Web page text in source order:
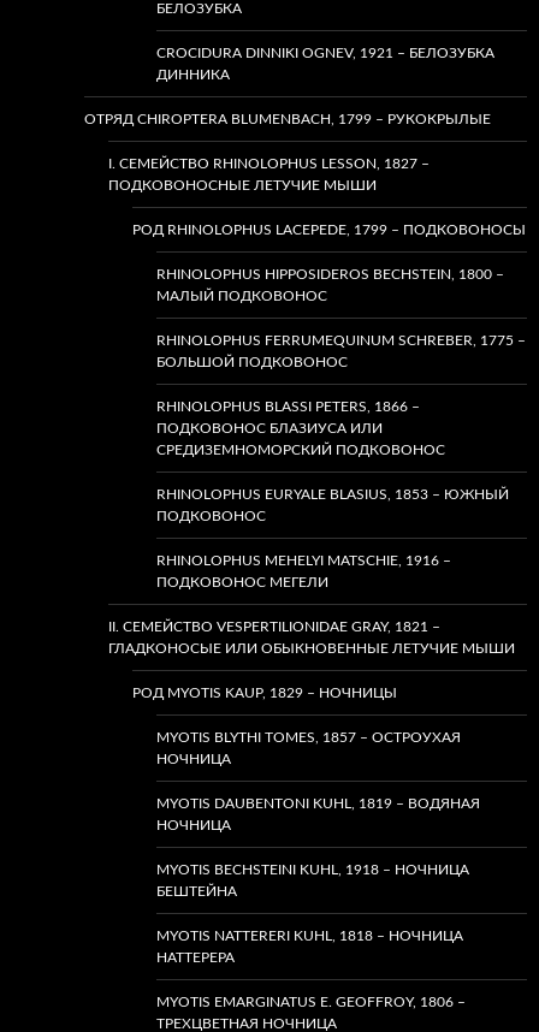
БЕЛОЗУБКА
CROCIDURA DINNIKI OGNEV, 1921 – БЕЛОЗУБКА
ДИННИКА
ОТРЯД CHIROPTERA BLUMENBACH, 1799 – РУКОКРЫЛЫЕ
I. СЕМЕЙСТВО RHINOLOPHUS LESSON, 1827 –
ПОДКОВОНОСНЫЕ ЛЕТУЧИЕ МЫШИ
РОД RHINOLOPHUS LACEPEDE, 1799 – ПОДКОВОНОСЫ
RHINOLOPHUS HIPPOSIDEROS BECHSTEIN, 1800 –
МАЛЫЙ ПОДКОВОНОС
RHINOLOPHUS FERRUMEQUINUM SCHREBER, 1775 –
БОЛЬШОЙ ПОДКОВОНОС
RHINOLOPHUS BLASSI PETERS, 1866 –
ПОДКОВОНОС БЛАЗИУСА ИЛИ
СРЕДИЗЕМНОМОРСКИЙ ПОДКОВОНОС
RHINOLOPHUS EURYALE BLASIUS, 1853 – ЮЖНЫЙ
ПОДКОВОНОС
RHINOLOPHUS MEHELYI MATSCHIE, 1916 –
ПОДКОВОНОС МЕГЕЛИ
II. СЕМЕЙСТВО VESPERTILIONIDAE GRAY, 1821 –
ГЛАДКОНОСЫЕ ИЛИ ОБЫКНОВЕННЫЕ ЛЕТУЧИЕ МЫШИ
РОД MYOTIS KAUP, 1829 – НОЧНИЦЫ
MYOTIS BLYTHI TOMES, 1857 – ОСТРОУХАЯ
НОЧНИЦА
MYOTIS DAUBENTONI KUHL, 1819 – ВОДЯНАЯ
НОЧНИЦА
MYOTIS BECHSTEINI KUHL, 1918 – НОЧНИЦА
БЕШТЕЙНА
MYOTIS NATTERERI KUHL, 1818 – НОЧНИЦА
НАТТЕРЕРА
MYOTIS EMARGINATUS E. GEOFFROY, 1806 –
ТРЕХЦВЕТНАЯ НОЧНИЦА